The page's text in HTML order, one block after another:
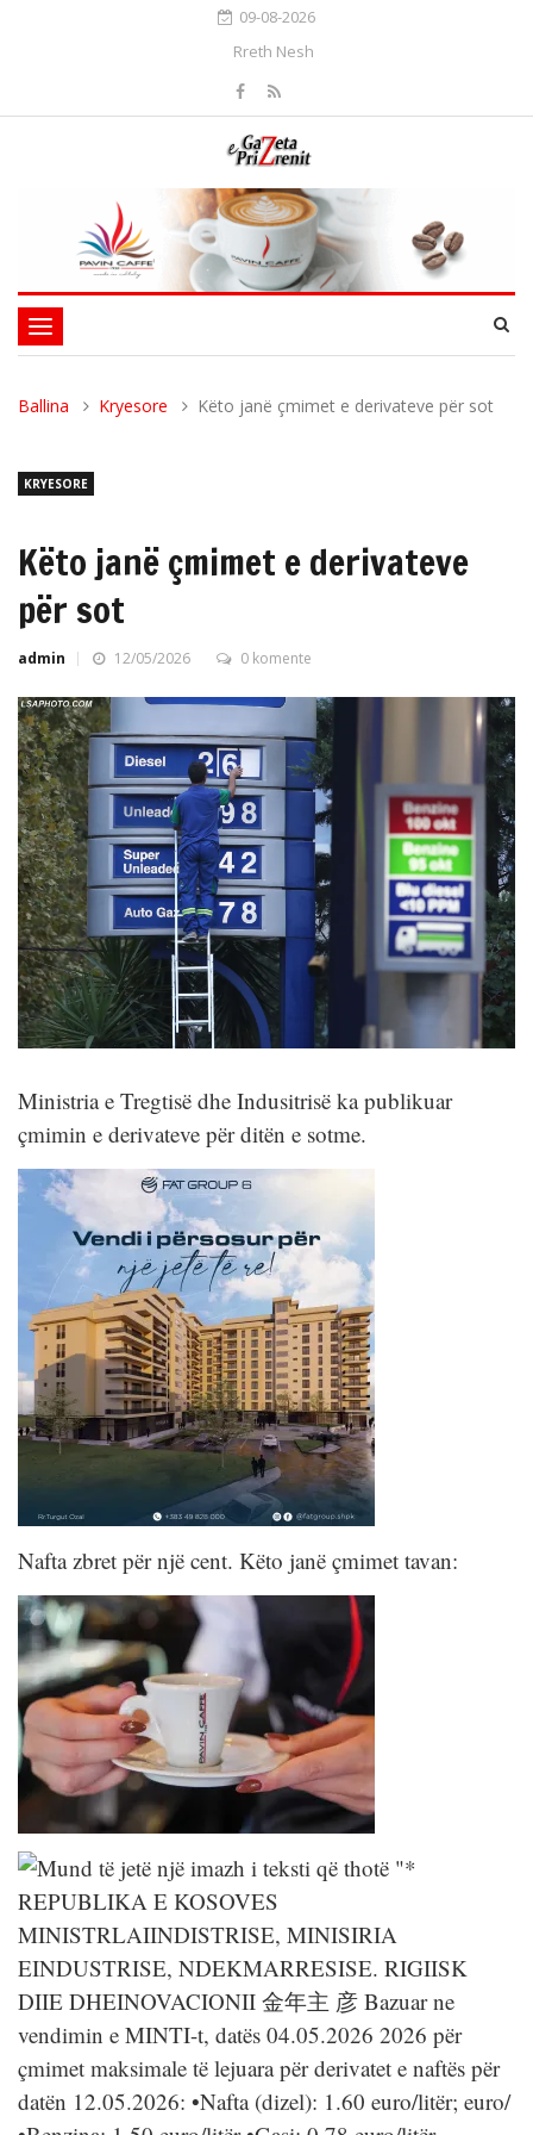
09-08-2026
Rreth Nesh
Toggle
navigation
Ballina Kryesore Këto janë çmimet e derivateve për sot
KRYESORE
Këto janë çmimet e derivateve
për sot
admin 12/05/2026 0 komente
Ministria e Tregtisë dhe Indusitrisë ka publikuar
çmimin e derivateve për ditën e sotme.
Nafta zbret për një cent. Këto janë çmimet tavan: